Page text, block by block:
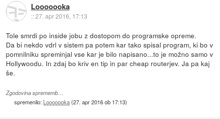
Looooooka
::27. apr 2016, 17:13
Tole smrdi po inside jobu z dostopom do programske opreme.
Da bi nekdo vdrl v sistem pa potem kar tako spisal program, ki bo v
pomnilniku spreminjal vse kar je bilo napisano...to je možno samo v
Hollywoodu. In zdaj bo kriv en tip in par cheap routerjev. Ja pa kaj
še.
Zgodovina sprememb…
spremenilo: Looooooka(27. apr 2016 ob 17:13)